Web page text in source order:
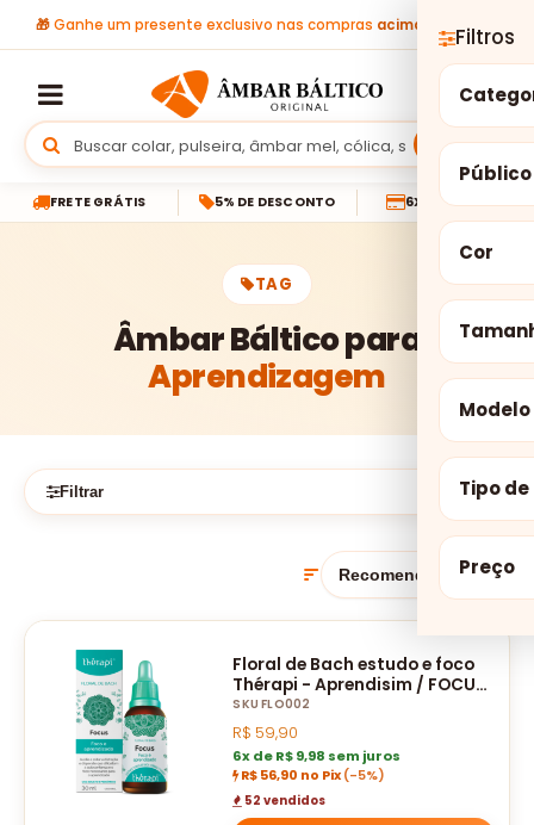
🎁Ganhe um presente exclusivo nas compras acima de R$ 299
Buscar
FRETE GRÁTIS 5% DE DESCONTO 6X SEM JUROS
TAG
Âmbar Báltico para
Aprendizagem
Filtrar
Filtros
Público
Cor
Modelo
Tipo
Preço
Floral de Bach estudo e foco
Thérapi - Aprendisim / FOCUS
30 ML
SKU FLO002
R$ 59,90
6x de R$ 9,98 sem juros
R$ 56,90 no Pix (-5%)
52 vendidos